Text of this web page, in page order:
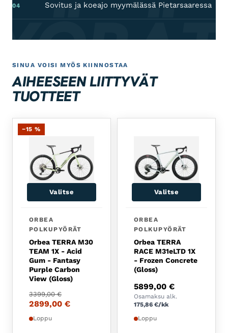
04 Sovitus ja koeajo myymälässä Pietarsaaressa
SINUA VOISI MYÖS KIINNOSTAA
AIHEESEEN LIITTYVÄT
TUOTTEET
−15 %
Valitse
ORBEA
POLKUPYÖRÄT
Orbea TERRA M30
TEAM 1X - Acid
Gum - Fantasy
Purple Carbon
View (Gloss)
3399,00€
Alkuperäinen hinta oli: 3399,00 €.
2899,00 €
Nykyinen hinta on: 2899,00 €.
Loppu
Valitse
ORBEA
POLKUPYÖRÄT
Orbea TERRA
RACE M31eLTD 1X
- Frozen Concrete
(Gloss)
5899,00 €
Osamaksu alk.
175,86 €/kk
Loppu